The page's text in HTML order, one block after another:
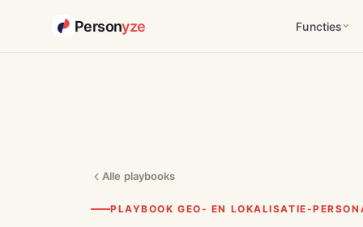
Personyze Functies
Alle playbooks
PLAYBOOK GEO- EN LOKALISATIE-